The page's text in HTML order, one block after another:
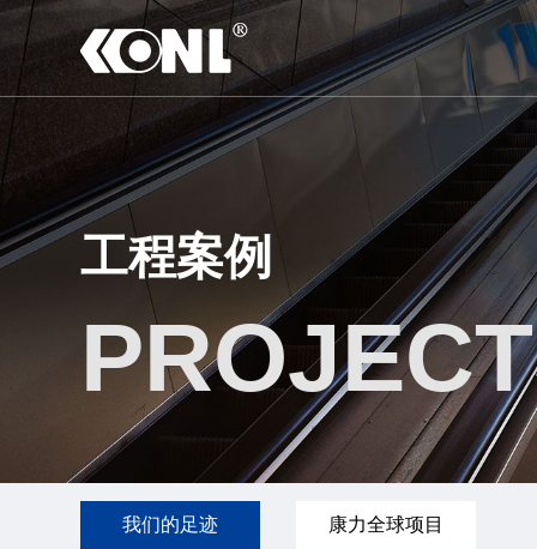
工程案例
我们的足迹 康力全球项目